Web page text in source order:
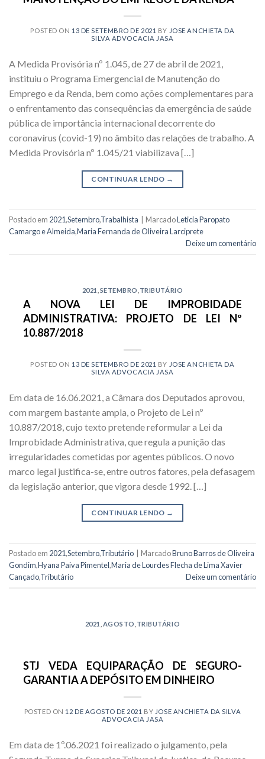
POSTED ON 13 DE SETEMBRO DE 2021 BY JOSE ANCHIETA DA
SILVA ADVOCACIA JASA
A Medida Provisória nº 1.045, de 27 de abril de 2021,
instituiu o Programa Emergencial de Manutenção do
Emprego e da Renda, bem como ações complementares para
o enfrentamento das consequências da emergência de saúde
pública de importância internacional decorrente do
coronavírus (covid-19) no âmbito das relações de trabalho. A
Medida Provisória nº 1.045/21 viabilizava […]
CONTINUAR LENDO →
Postado em 2021,Setembro,Trabalhista MarcadoLeticia Paropato
Camargo e Almeida,Maria Fernanda de Oliveira Larciprete
Deixe um comentário
2021 SETEMBRO TRIBUTÁRIO
A NOVA LEI DE IMPROBIDADE
ADMINISTRATIVA: PROJETO DE LEI Nº
10.887/2018
POSTED ON 13 DE SETEMBRO DE 2021 BY JOSE ANCHIETA DA
SILVA ADVOCACIA JASA
Em data de 16.06.2021, a Câmara dos Deputados aprovou,
com margem bastante ampla, o Projeto de Lei nº
10.887/2018, cujo texto pretende reformular a Lei da
Improbidade Administrativa, que regula a punição das
irregularidades cometidas por agentes públicos. O novo
marco legal justifica-se, entre outros fatores, pela defasagem
da legislação anterior, que vigora desde 1992. […]
CONTINUAR LENDO →
Postado em 2021,Setembro,Tributário MarcadoBruno Barros de Oliveira
Gondim,Hyana Paiva Pimentel,Maria de Lourdes Flecha de Lima Xavier
Cançado,Tributário Deixe um comentário
2021 AGOSTO TRIBUTÁRIO
STJ VEDA EQUIPARAÇÃO DE SEGURO-
GARANTIA A DEPÓSITO EM DINHEIRO
POSTED ON 12 DE AGOSTO DE 2021 BY JOSE ANCHIETA DA SILVA
ADVOCACIA JASA
Em data de 1º.06.2021 foi realizado o julgamento, pela